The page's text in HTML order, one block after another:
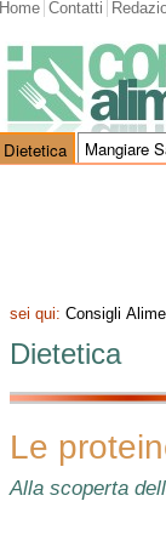
Home Contatti
Dietetica Mangiare
sei qui: Consigli
Dietetica
Le
Alla scoperta